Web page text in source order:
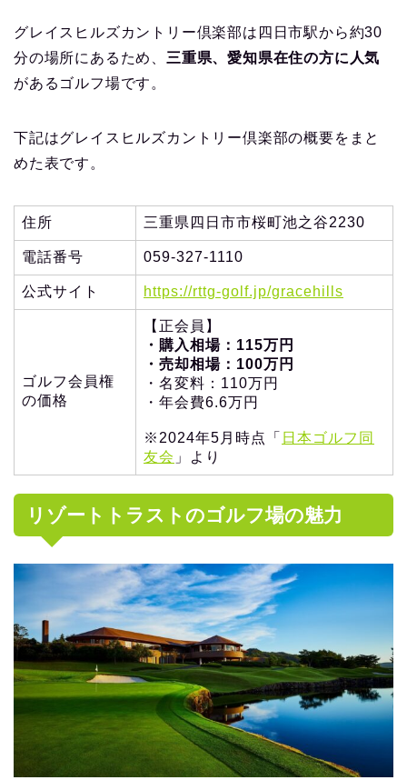
グレイスヒルズカントリー倶楽部は四日市駅から約30
分の場所にあるため、 三重県、愛知県在住の方に人気
があるゴルフ場です。
下記はグレイスヒルズカントリー倶楽部の概要をまと
めた表です。
住所 三重県四日市市桜町池之谷2230
電話番号 059-327-1110
公式サイト https://rttg-golf.jp/gracehills
ゴルフ会員権
の価格
【正会員】
・購入相場：115万円
・売却相場：100万円
・名変料：110万円
・年会費6.6万円
※2024年5月時点「 日本ゴルフ同
友会 」より
リゾートトラストのゴルフ場の魅力